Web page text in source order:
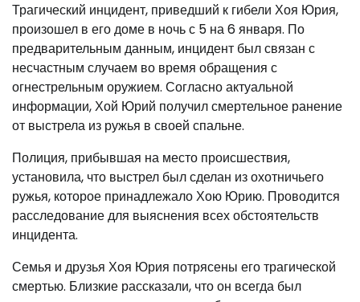
Трагический инцидент, приведший к гибели Хоя Юрия,
произошел в его доме в ночь с 5 на 6 января. По
предварительным данным, инцидент был связан с
несчастным случаем во время обращения с
огнестрельным оружием. Согласно актуальной
информации, Хой Юрий получил смертельное ранение
от выстрела из ружья в своей спальне.
Полиция, прибывшая на место происшествия,
установила, что выстрел был сделан из охотничьего
ружья, которое принадлежало Хою Юрию. Проводится
расследование для выяснения всех обстоятельств
инцидента.
Семья и друзья Хоя Юрия потрясены его трагической
смертью. Близкие рассказали, что он всегда был